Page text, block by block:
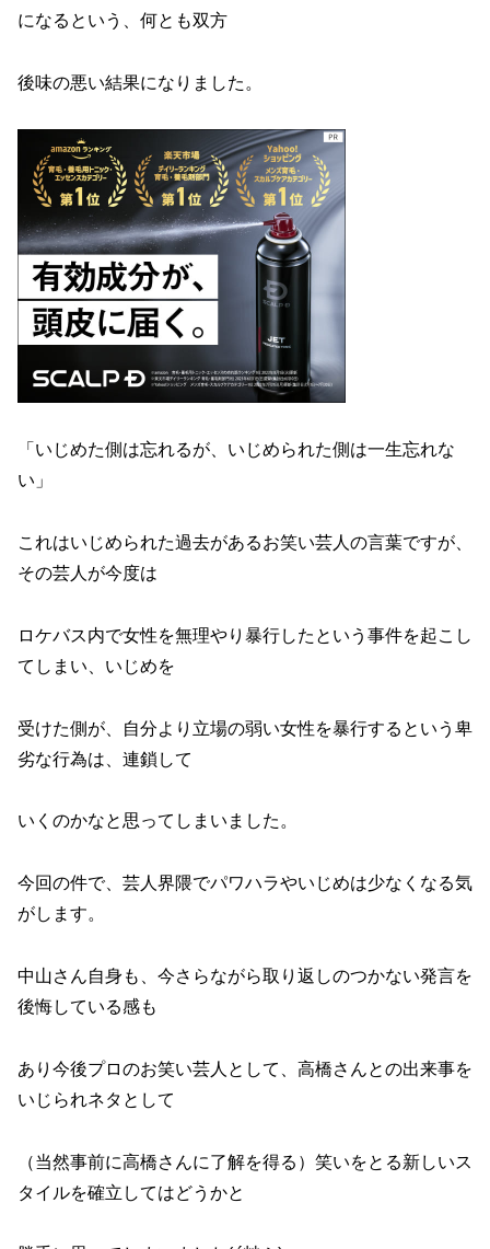
になるという、何とも双方
後味の悪い結果になりました。
「いじめた側は忘れるが、いじめられた側は一生忘れな
い」
これはいじめられた過去があるお笑い芸人の言葉ですが、
その芸人が今度は
ロケバス内で女性を無理やり暴行したという事件を起こし
てしまい、いじめを
受けた側が、自分より立場の弱い女性を暴行するという卑
劣な行為は、連鎖して
いくのかなと思ってしまいました。
今回の件で、芸人界隈でパワハラやいじめは少なくなる気
がします。
中山さん自身も、今さらながら取り返しのつかない発言を
後悔している感も
あり今後プロのお笑い芸人として、高橋さんとの出来事を
いじられネタとして
（当然事前に高橋さんに了解を得る）笑いをとる新しいス
タイルを確立してはどうかと